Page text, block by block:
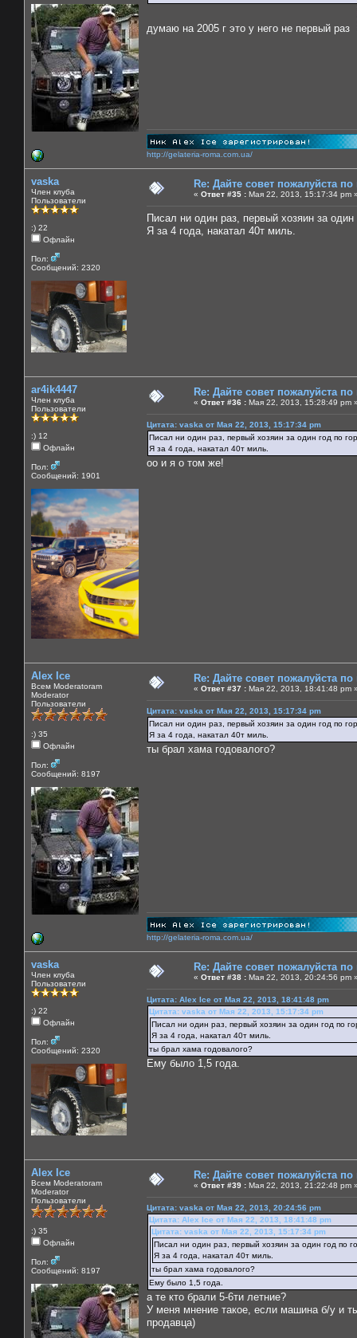
думаю на 2005 г это у него не первый раз
http://gelateria-roma.com.ua/
vaska
Член клуба
Пользователи
:) 22
Офлайн
Пол:
Сообщений: 2320
Re: Дайте совет пожалуйста
« Ответ #35 : Мая 22, 2013, 15:17:34 pm
Писал ни один раз, первый хозяин за
Я за 4 года, накатал 40т миль.
ar4ik4447
Член клуба
Пользователи
:) 12
Офлайн
Пол:
Сообщений: 1901
Re: Дайте совет пожалуйста
« Ответ #36 : Мая 22, 2013, 15:28:49 pm
Цитата: vaska от Мая 22, 2013, 15:17:34 pm
Писал ни один раз, первый хозяин за один год по
Я за 4 года, накатал 40т миль.
оо и я о том же!
Alex Ice
Всем Moderatoram
Moderator
Пользователи
:) 35
Офлайн
Пол:
Сообщений: 8197
Re: Дайте совет пожалуйста
« Ответ #37 : Мая 22, 2013, 18:41:48 pm
Цитата: vaska от Мая 22, 2013, 15:17:34 pm
Писал ни один раз, первый хозяин за один год по
Я за 4 года, накатал 40т миль.
ты брал хама годовалого?
http://gelateria-roma.com.ua/
vaska
Член клуба
Пользователи
:) 22
Офлайн
Пол:
Сообщений: 2320
Re: Дайте совет пожалуйста
« Ответ #38 : Мая 22, 2013, 20:24:56 pm
Цитата: Alex Ice от Мая 22, 2013, 18:41:48 pm
Цитата: vaska от Мая 22, 2013, 15:17:34 pm
Писал ни один раз, первый хозяин за один год по
Я за 4 года, накатал 40т миль.
ты брал хама годовалого?
Ему было 1,5 года.
Alex Ice
Всем Moderatoram
Moderator
Пользователи
:) 35
Офлайн
Пол:
Сообщений: 8197
Re: Дайте совет пожалуйста
« Ответ #39 : Мая 22, 2013, 21:22:48 pm
Цитата: vaska от Мая 22, 2013, 20:24:56 pm
Цитата: Alex Ice от Мая 22, 2013, 18:41:48 pm
Цитата: vaska от Мая 22, 2013, 15:17:34 pm
Писал ни один раз, первый хозяин за один год по
Я за 4 года, накатал 40т миль.
ты брал хама годовалого?
Ему было 1,5 года.
а те кто брали 5-6ти летние?
У меня мнение такое, если машина б/у и
продавца)